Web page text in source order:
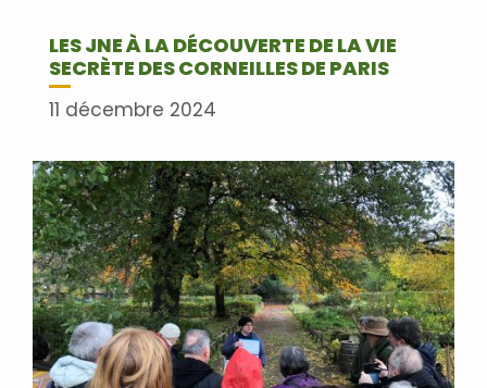
LES JNE À LA DÉCOUVERTE DE LA VIE
SECRÈTE DES CORNEILLES DE PARIS
11 décembre 2024